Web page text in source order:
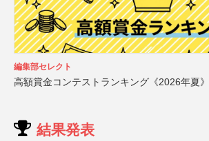
編集部セレクト
高額賞金コンテストランキング《2026年夏》
結果発表